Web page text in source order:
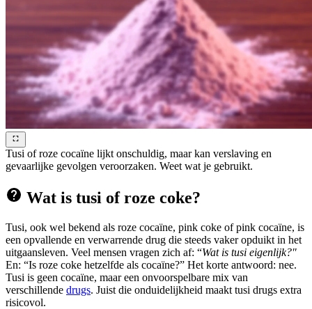
Tusi of roze cocaïne lijkt onschuldig, maar kan verslaving en
gevaarlijke gevolgen veroorzaken. Weet wat je gebruikt.
Wat is tusi of roze coke?
Tusi, ook wel bekend als roze cocaïne, pink coke of pink cocaïne, is
een opvallende en verwarrende drug die steeds vaker opduikt in het
uitgaansleven. Veel mensen vragen zich af: “Wat is tusi eigenlijk?"
En: “Is roze coke hetzelfde als cocaïne?” Het korte antwoord: nee.
Tusi is geen cocaïne, maar een onvoorspelbare mix van
verschillende drugs. Juist die onduidelijkheid maakt tusi drugs extra
risicovol.